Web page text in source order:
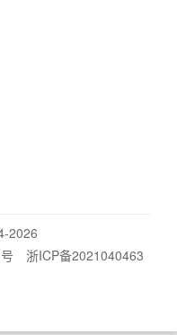
2026
浙ICP备2021040463